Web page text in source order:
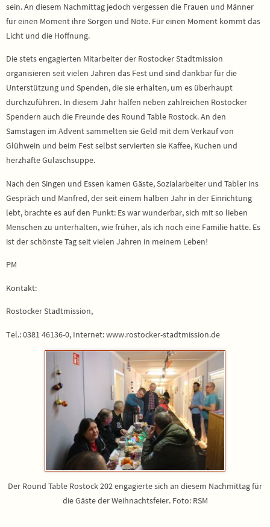
sein. An diesem Nachmittag jedoch vergessen die Frauen und Männer
für einen Moment ihre Sorgen und Nöte. Für einen Moment kommt das
Licht und die Hoffnung.
Die stets engagierten Mitarbeiter der Rostocker Stadtmission
organisieren seit vielen Jahren das Fest und sind dankbar für die
Unterstützung und Spenden, die sie erhalten, um es überhaupt
durchzuführen. In diesem Jahr halfen neben zahlreichen Rostocker
Spendern auch die Freunde des Round Table Rostock. An den
Samstagen im Advent sammelten sie Geld mit dem Verkauf von
Glühwein und beim Fest selbst servierten sie Kaffee, Kuchen und
herzhafte Gulaschsuppe.
Nach den Singen und Essen kamen Gäste, Sozialarbeiter und Tabler ins
Gespräch und Manfred, der seit einem halben Jahr in der Einrichtung
lebt, brachte es auf den Punkt: Es war wunderbar, sich mit so lieben
Menschen zu unterhalten, wie früher, als ich noch eine Familie hatte. Es
ist der schönste Tag seit vielen Jahren in meinem Leben!
PM
Kontakt:
Rostocker Stadtmission,
Tel.: 0381 46136-0, Internet: www.rostocker-stadtmission.de
Der Round Table Rostock 202 engagierte sich an diesem Nachmittag für
die Gäste der Weihnachtsfeier. Foto: RSM